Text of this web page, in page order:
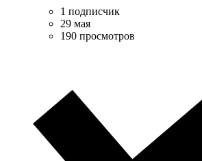
1 подписчик
29 мая
190 просмотров